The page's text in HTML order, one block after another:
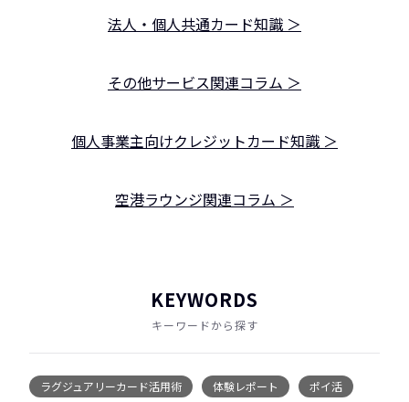
法人・個人共通カード知識 ＞
その他サービス関連コラム ＞
個人事業主向けクレジットカード知識 ＞
空港ラウンジ関連コラム ＞
KEYWORDS
キーワードから探す
ラグジュアリーカード活用術 体験レポート ポイ活